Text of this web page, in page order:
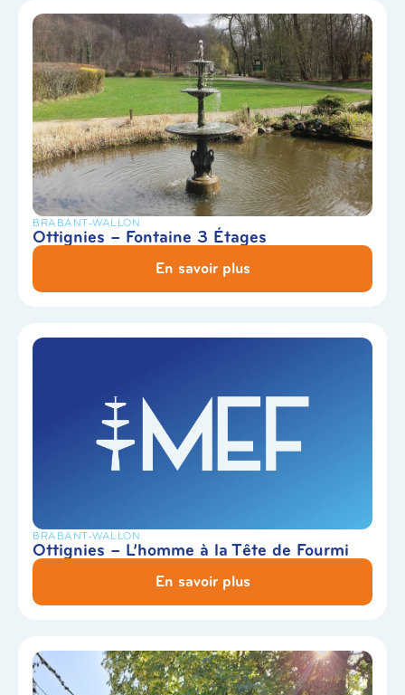
BRABANT-WALLON
Ottignies – Fontaine 3 Étages
En savoir plus
BRABANT-WALLON
Ottignies – L’homme à la Tête de Fourmi
En savoir plus